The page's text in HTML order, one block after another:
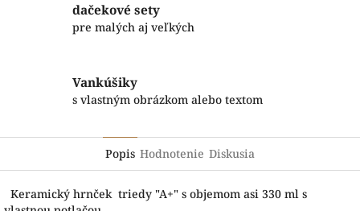
dačekové sety
pre malých aj veľkých
Vankúšiky
s vlastným obrázkom alebo textom
Popis Hodnotenie Diskusia
Keramický hrnček triedy "A+" s objemom asi 330 ml s